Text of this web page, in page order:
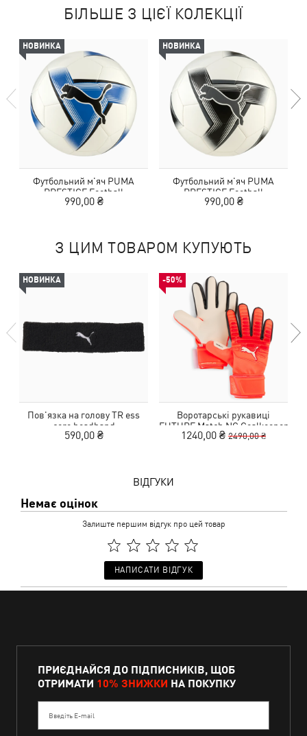
БІЛЬШЕ З ЦІЄЇ КОЛЕКЦІЇ
НОВИНКА
Футбольний м'яч PUMA
PRESTIGE Football
990,00 ₴
НОВИНКА
Футбольний м'яч PUMA
PRESTIGE Football
990,00 ₴
З ЦИМ ТОВАРОМ КУПУЮТЬ
НОВИНКА
Пов'язка на голову TR ess
core headband
590,00 ₴
-50%
Воротарські рукавиці
FUTURE Match NC Goalkeeper
Gloves Unisex
1240,00 ₴ 2490,00 ₴
ВІДГУКИ
Немає оцінок
Залиште першим відгук про цей товар
НАПИСАТИ ВІДГУК
ПРИЄДНАЙСЯ ДО ПІДПИСНИКІВ, ЩОБ
ОТРИМАТИ 10% ЗНИЖКИ НА ПОКУПКУ
Введіть E-mail